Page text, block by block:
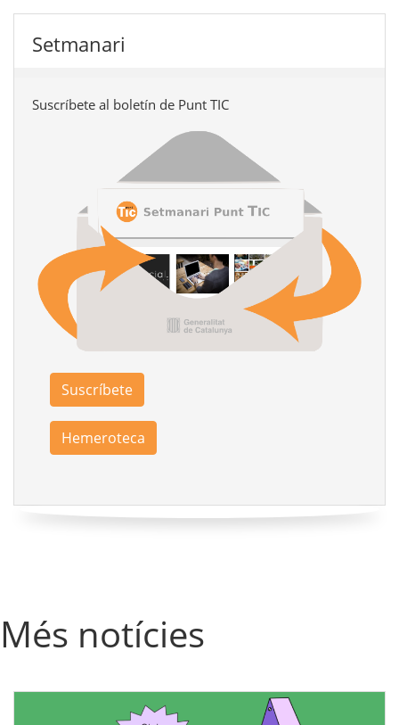
Setmanari
Suscríbete al boletín de Punt TIC
Suscríbete
Hemeroteca
Més notícies